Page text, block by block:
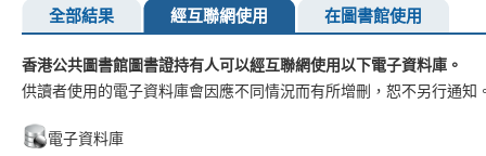
全部結果 經互聯網使用 在圖書館使用
香港公共圖書館圖書證持有人可以經互聯網使用以下電子資料庫。
供讀者使用的電子資料庫會因應不同情況而有所增刪，恕不另行通知
電子資料庫